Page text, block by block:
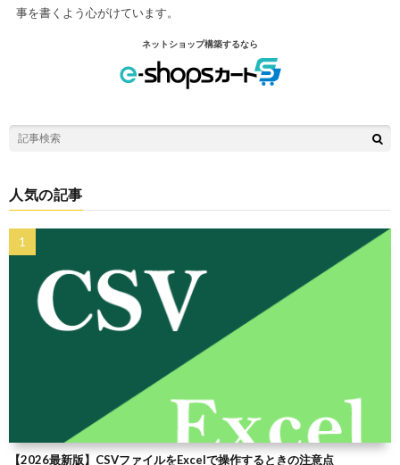
事を書くよう心がけています。
ネットショップ構築するなら
人気の記事
【2026最新版】CSVファイルをExcelで操作するときの注意点